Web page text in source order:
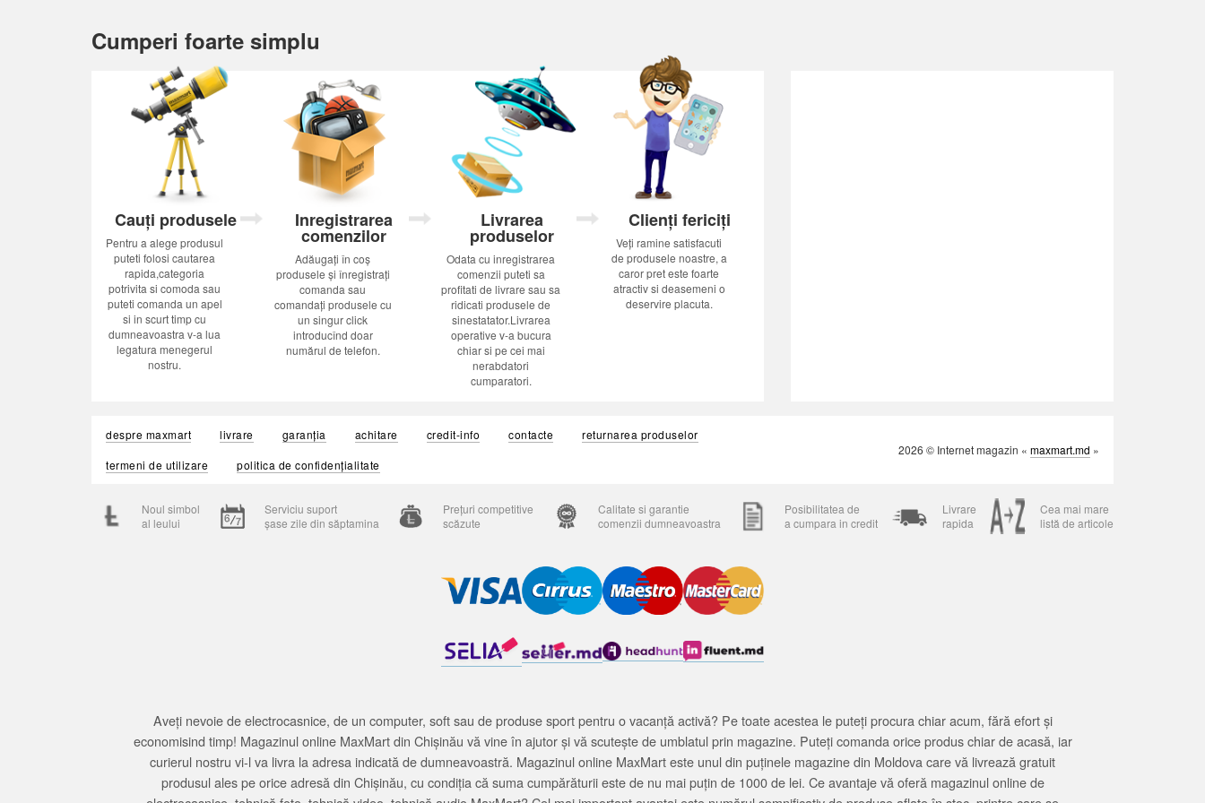
Cumperi foarte simplu
Cauți produsele
Pentru a alege produsul
puteti folosi cautarea
rapida,categoria
potrivita si comoda sau
puteti comanda un apel
si in scurt timp cu
dumneavoastra v-a lua
legatura menegerul
nostru.
Inregistrarea
comenzilor
Adăugați în coș
produsele și înregistrați
comanda sau
comandați produsele cu
un singur click
introducînd doar
numărul de telefon.
Livrarea
produselor
Odata cu inregistrarea
comenzii puteti sa
profitati de livrare sau sa
ridicati produsele de
sinestatator.Livrarea
operative v-a bucura
chiar si pe cei mai
nerabdatori
cumparatori.
Clienți fericiți
Veți ramine satisfacuti
de produsele noastre, a
caror pret este foarte
atractiv si deasemeni o
deservire placuta.
despre maxmart livrare garanția achitare credit-info contacte
returnarea produselor
termeni de utilizare
politica de confidențialitate
2026 © Internet magazin « maxmart.md »
Noul simbol
al leului
Serviciu suport
șase zile din săptamina
Prețuri competitive
scăzute
Calitate si garantie
comenzii dumneavoastra
Posibilitatea de
a cumpara in credit
Livrare
rapida
Cea mai mare
listă de articole
Aveți nevoie de electrocasnice, de un computer, soft sau de produse sport pentru o vacanță activă? Pe toate acestea le puteți procura chiar acum, fără efort și
economisind timp! Magazinul online MaxMart din Chișinău vă vine în ajutor și vă scutește de umblatul prin magazine. Puteți comanda orice produs chiar de acasă, iar
curierul nostru vi-l va livra la adresa indicată de dumneavoastră. Magazinul online MaxMart este unul din puținele magazine din Moldova care vă livrează gratuit
produsul ales pe orice adresă din Chișinău, cu condiția că suma cumpărăturii este de nu mai puțin de 1000 de lei. Ce avantaje vă oferă magazinul online de